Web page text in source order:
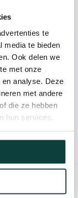
te
media te bieden
Ook delen we
met onze
analyse. Deze
met andere
die ze hebben
hun services.
met ons op voor